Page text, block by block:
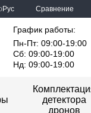
Рус Сравнение
График работы:
Пн-Пт: 09:00-19:00
Сб: 09:00-19:00
Нд: 09:00-19:00
детектора
дронов